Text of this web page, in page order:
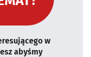
w
abyśmy